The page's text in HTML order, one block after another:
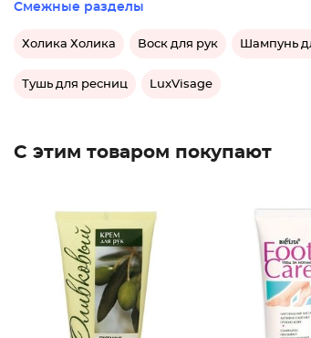
Смежные разделы
Холика Холика Воск для рук Шампунь
Тушь для ресниц LuxVisage
С этим товаром покупают